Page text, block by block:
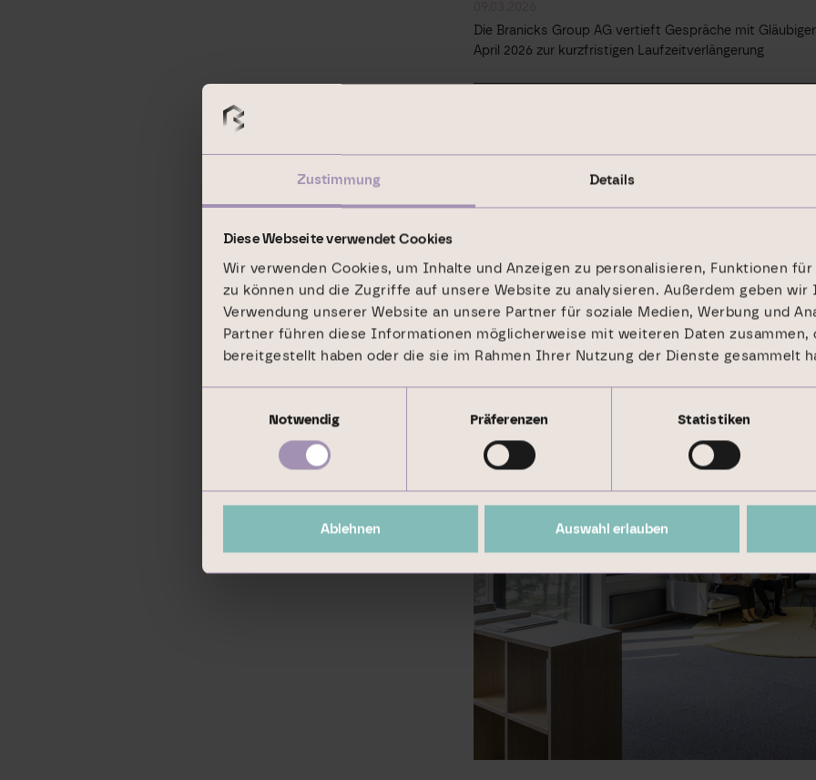
Zustimmung Details
Diese Webseite verwendet Cookies
Wir verwenden Cookies, um Inhalte und Anzeigen zu personalisieren, Funktionen
zu können und die Zugriffe auf unsere Website zu analysieren. Außerdem geben
Verwendung unserer Website an unsere Partner für soziale Medien, Werbung und
Partner führen diese Informationen möglicherweise mit weiteren Daten zusammen,
bereitgestellt haben oder die sie im Rahmen Ihrer Nutzung der Dienste gesammelt
Notwendig
Präferenzen Statistiken
Ablehnen Auswahl erlauben
Die Branicks Group AG vertieft Gespräche mit
April 2026 zur kurzfristigen Laufzeitverlängerung